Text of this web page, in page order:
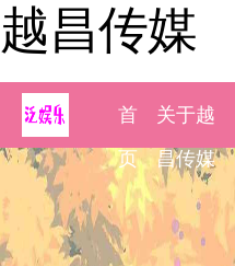
越昌传媒
首
页
关于越
昌传媒